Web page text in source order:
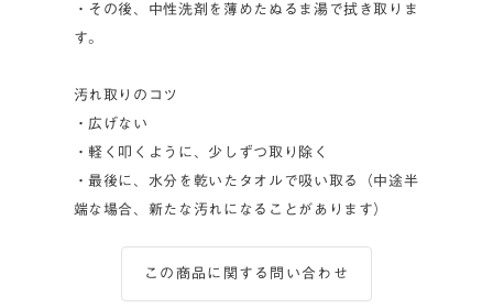
・その後、中性洗剤を薄めたぬるま湯で拭き取りま
す。
汚れ取りのコツ
・広げない
・軽く叩くように、少しずつ取り除く
・最後に、水分を乾いたタオルで吸い取る（中途半
端な場合、新たな汚れになることがあります）
この商品に関する問い合わせ